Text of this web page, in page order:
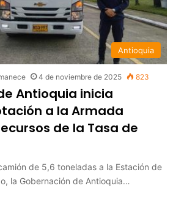
Antioquia
4 de noviembre de 2025 823
Antioquia inicia
a la Armada
de la Tasa de
de 5,6 toneladas a la Estación de
la Gobernación de Antioquia…